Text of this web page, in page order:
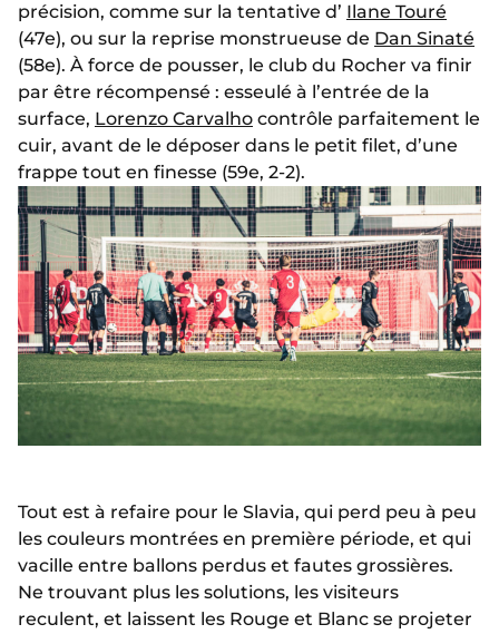
précision, comme sur la tentative d’ Ilane Touré
(47e), ou sur la reprise monstrueuse de Dan Sinaté
(58e). À force de pousser, le club du Rocher va finir
par être récompensé : esseulé à l’entrée de la
surface, Lorenzo Carvalho contrôle parfaitement le
cuir, avant de le déposer dans le petit filet, d’une
frappe tout en finesse (59e, 2-2).
Tout est à refaire pour le Slavia, qui perd peu à peu
les couleurs montrées en première période, et qui
vacille entre ballons perdus et fautes grossières.
Ne trouvant plus les solutions, les visiteurs
reculent, et laissent les Rouge et Blanc se projeter